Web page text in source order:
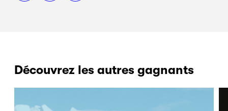
Découvrez les autres gagnants